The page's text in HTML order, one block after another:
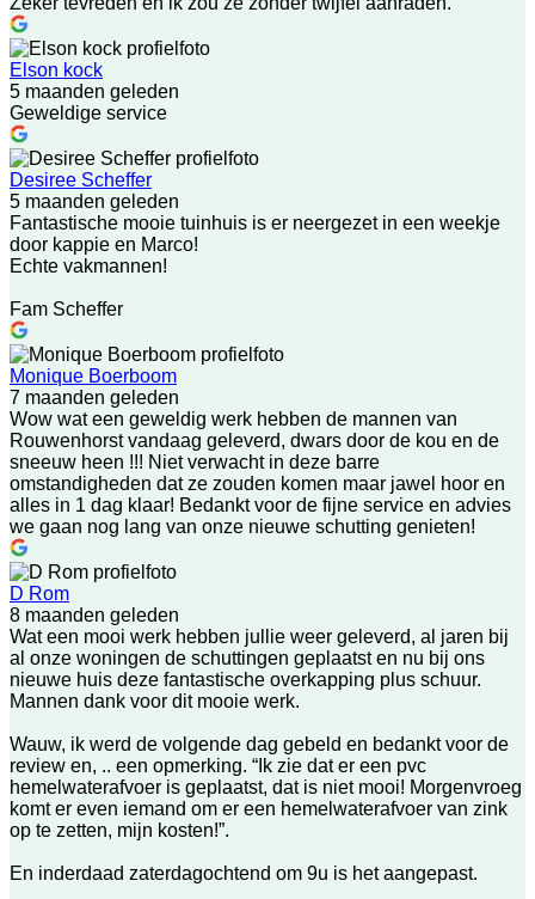
Elson kock
5 maanden geleden
Geweldige service
Desiree Scheffer
5 maanden geleden
Fantastische mooie tuinhuis is er neergezet in een weekje
door kappie en Marco!
Echte vakmannen!
Fam Scheffer
Monique Boerboom
7 maanden geleden
Wow wat een geweldig werk hebben de mannen van
Rouwenhorst vandaag geleverd, dwars door de kou en de
sneeuw heen !!! Niet verwacht in deze barre
omstandigheden dat ze zouden komen maar jawel hoor en
alles in 1 dag klaar! Bedankt voor de fijne service en advies
we gaan nog lang van onze nieuwe schutting genieten!
D Rom
8 maanden geleden
Wat een mooi werk hebben jullie weer geleverd, al jaren bij
al onze woningen de schuttingen geplaatst en nu bij ons
nieuwe huis deze fantastische overkapping plus schuur.
Mannen dank voor dit mooie werk.
Wauw, ik werd de volgende dag gebeld en bedankt voor de
review en, .. een opmerking. “Ik zie dat er een pvc
hemelwaterafvoer is geplaatst, dat is niet mooi! Morgenvroeg
komt er even iemand om er een hemelwaterafvoer van zink
op te zetten, mijn kosten!”.
En inderdaad zaterdagochtend om 9u is het aangepast.